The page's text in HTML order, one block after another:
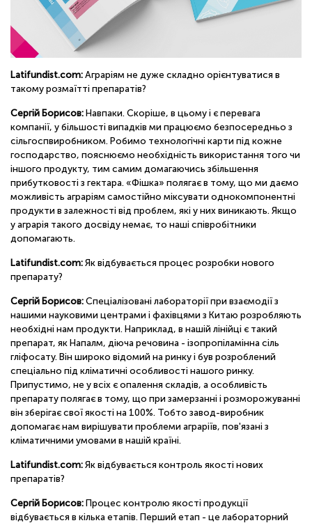
Latifundist.com:Аграріям не дуже складно орієнтуватися в
такому розмаїтті препаратів?
Сергій Борисов:Навпаки. Скоріше, в цьому і є перевага
компанії, у більшості випадків ми працюємо безпосередньо з
сільгоспвиробником. Робимо технологічні карти під кожне
господарство, пояснюємо необхідність використання того чи
іншого продукту, тим самим домагаючись збільшення
прибутковості з гектара. «Фішка» полягає в тому, що ми даємо
можливість аграріям самостійно міксувати однокомпонентні
продукти в залежності від проблем, які у них виникають. Якщо
у аграрія такого досвіду немає, то наші співробітники
допомагають.
Latifundist.com:Як відбувається процес розробки нового
препарату?
Сергій Борисов:Спеціалізовані лабораторії при взаємодії з
нашими науковими центрами і фахівцями з Китаю розробляють
необхідні нам продукти. Наприклад, в нашій лінійці є такий
препарат, як Напалм, діюча речовина - ізопропіламінна сіль
гліфосату. Він широко відомий на ринку і був розроблений
спеціально під кліматичні особливості нашого ринку.
Припустимо, не у всіх є опалення складів, а особливість
препарату полягає в тому, що при замерзанні і розморожуванні
він зберігає свої якості на 100%. Тобто завод-виробник
допомагає нам вирішувати проблеми аграріїв, пов'язані з
кліматичними умовами в нашій країні.
Latifundist.com:Як відбувається контроль якості нових
препаратів?
Сергій Борисов:Процес контролю якості продукції
відбувається в кілька етапів. Перший етап - це лабораторний